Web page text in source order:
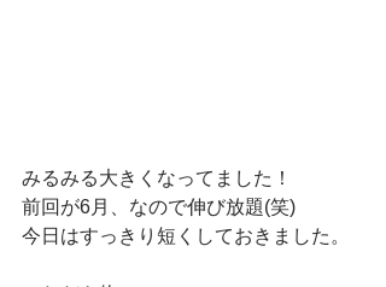
みるみる大きくなってました！
前回が6月、なので伸び放題(笑)
今日はすっきり短くしておきました。